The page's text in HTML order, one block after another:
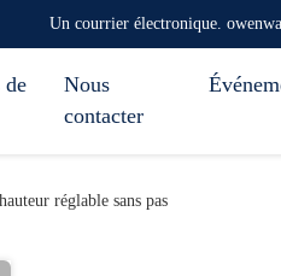
Un courrier électronique.
de
Nous
contacter
réglable sans pas